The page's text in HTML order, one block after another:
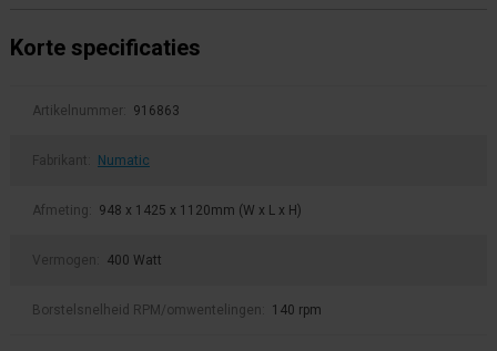
Korte specificaties
Artikelnummer: 916863
Fabrikant: Numatic
Afmeting: 948 x 1425 x 1120mm (W x L x H)
Vermogen: 400 Watt
Borstelsnelheid RPM/omwentelingen: 140 rpm